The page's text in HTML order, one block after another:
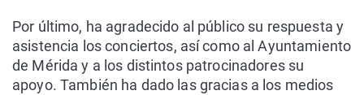
Por último, ha agradecido al público su respuesta y
asistencia los conciertos, así como al Ayuntamiento
de Mérida y a los distintos patrocinadores su
apoyo. También ha dado las gracias a los medios